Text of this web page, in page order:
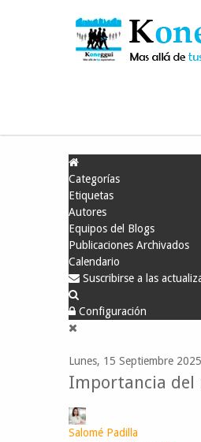
Categorías
Etiquetas
Autores
Equipos del Blogs
Publicaciones Archivados
Calendario
Suscribirse a las
Configuración
Lunes, 15 Septiembre 2025
Importancia del
Salomé Padilla